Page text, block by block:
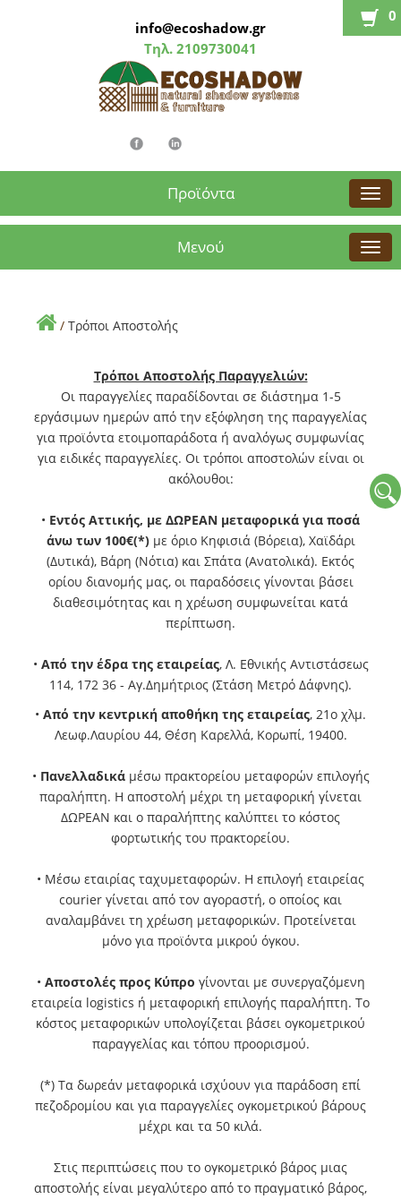
info@ecoshadow.gr
Τηλ. 2109730041
0
Προϊόντα
Μενού
/ Τρόποι Αποστολής
Τρόποι Αποστολής Παραγγελιών:
Οι παραγγελίες παραδίδονται σε διάστημα 1-5
εργάσιμων ημερών από την εξόφληση της παραγγελίας
για προϊόντα ετοιμοπαράδοτα ή αναλόγως συμφωνίας
για ειδικές παραγγελίες. Οι τρόποι αποστολών είναι οι
ακόλουθοι:
• Εντός Αττικής, με ΔΩΡΕΑΝ μεταφορικά για ποσά
άνω των 100€(*)με όριο Κηφισιά (Βόρεια), Χαϊδάρι
(Δυτικά), Βάρη (Νότια) και Σπάτα (Ανατολικά). Εκτός
ορίου διανομής μας, οι παραδόσεις γίνονται βάσει
διαθεσιμότητας και η χρέωση συμφωνείται κατά
περίπτωση.
• Από την έδρα της εταιρείας, Λ. Εθνικής Αντιστάσεως
114, 172 36 - Αγ.Δημήτριος (Στάση Μετρό Δάφνης).
• Από την κεντρική αποθήκη της εταιρείας, 21ο χλμ.
Λεωφ.Λαυρίου 44, Θέση Καρελλά, Κορωπί, 19400.
• Πανελλαδικάμέσω πρακτορείου μεταφορών επιλογής
παραλήπτη. Η αποστολή μέχρι τη μεταφορική γίνεται
ΔΩΡΕΑΝ και ο παραλήπτης καλύπτει το κόστος
φορτωτικής του πρακτορείου.
• Μέσω εταιρίας ταχυμεταφορών. Η επιλογή εταιρείας
courier γίνεται από τον αγοραστή, ο οποίος και
αναλαμβάνει τη χρέωση μεταφορικών. Προτείνεται
μόνο για προϊόντα μικρού όγκου.
• Αποστολές προς Κύπρο γίνονται με συνεργαζόμενη
εταιρεία logistics ή μεταφορική επιλογής παραλήπτη. Το
κόστος μεταφορικών υπολογίζεται βάσει ογκομετρικού
παραγγελίας και τόπου προορισμού.
(*) Τα δωρεάν μεταφορικά ισχύουν για παράδοση επί
πεζοδρομίου και για παραγγελίες ογκομετρικού βάρους
μέχρι και τα 50 κιλά.
Στις περιπτώσεις που το ογκομετρικό βάρος μιας
αποστολής είναι μεγαλύτερο από το πραγματικό βάρος,